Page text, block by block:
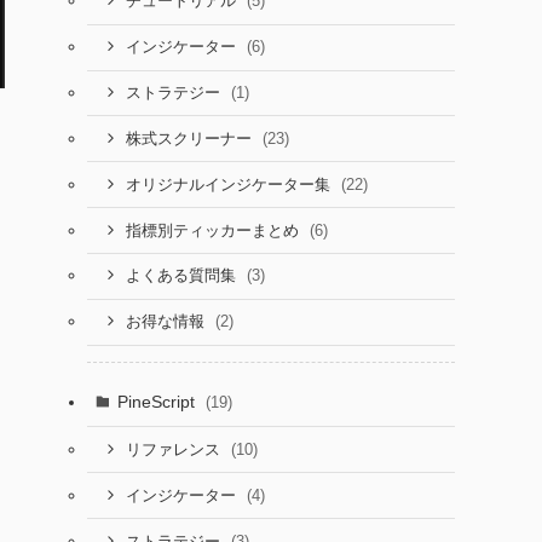
インジケーター (6)
ストラテジー (1)
株式スクリーナー (23)
オリジナルインジケーター集 (22)
指標別ティッカーまとめ (6)
よくある質問集 (3)
お得な情報 (2)
PineScript (19)
リファレンス (10)
インジケーター (4)